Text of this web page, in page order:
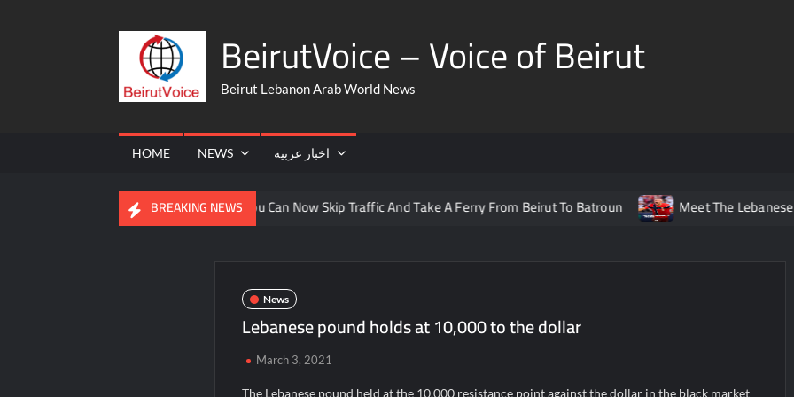
BeirutVoice – Voice of Beirut
Beirut Lebanon Arab World News
HOME NEWS اخبار عربية
BREAKING NEWS
You Can Now Skip Traffic And Take A Ferry From Beirut To Batroun Meet The Lebanese Helping
News
Lebanese pound holds at 10,000 to the dollar
March 3, 2021
The Lebanese pound held at the 10,000 resistance point against the dollar in the black market